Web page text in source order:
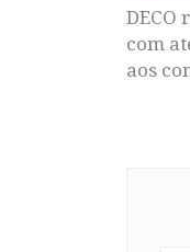
DECO
com
aos